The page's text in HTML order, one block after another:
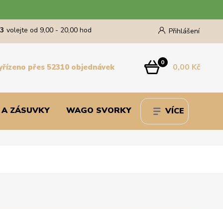
Přihlášení
volejte od 9,00 - 20,00 hod
0 0,00 Kč
přes 52310 objednávek
ZÁSUVKY WAGO SVORKY VÍCE